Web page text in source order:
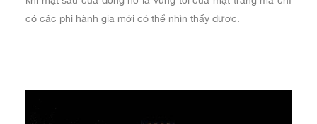
có các phi hành gia mới có thể nhìn thấy được.